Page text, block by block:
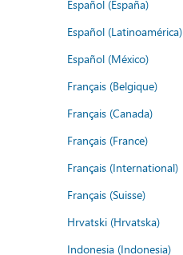
Español (España)
Español (Latinoamérica)
Español (México)
Français (Belgique)
Français (Canada)
Français (France)
Français (International)
Français (Suisse)
Hrvatski (Hrvatska)
Indonesia (Indonesia)